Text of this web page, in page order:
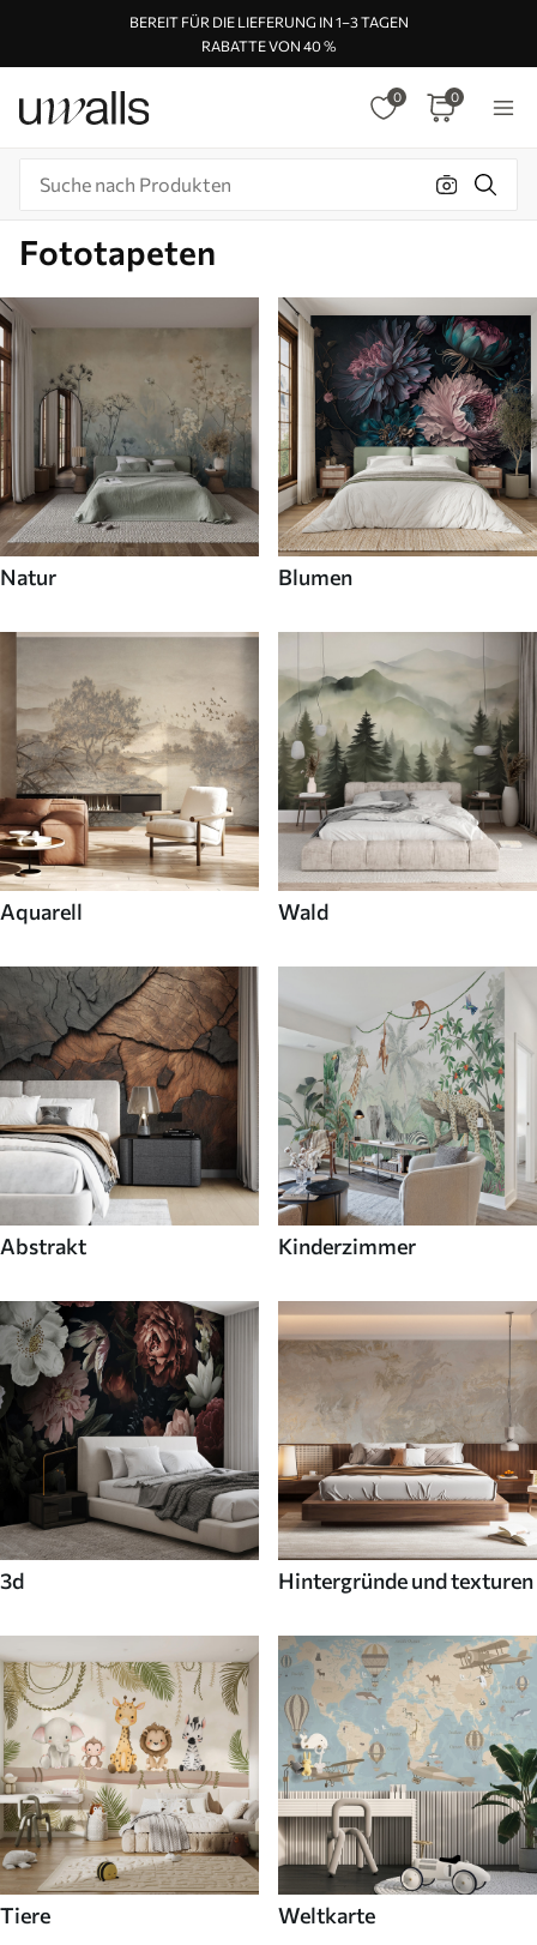
BEREIT FÜR DIE LIEFERUNG IN 1–3 TAGEN
RABATTE VON 40 %
0 0
Fototapeten
Natur Blumen
Aquarell Wald
Abstrakt Kinderzimmer
3d Hintergründe und texturen
Tiere Weltkarte